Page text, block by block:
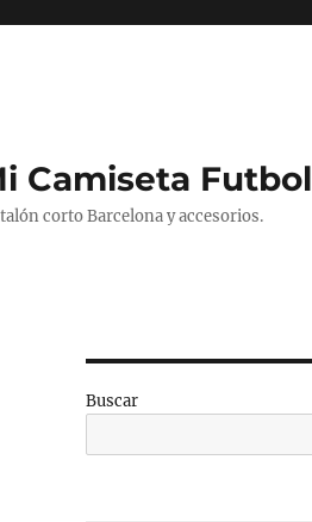
Camiseta Futbol
corto Barcelona y accesorios.
Buscar